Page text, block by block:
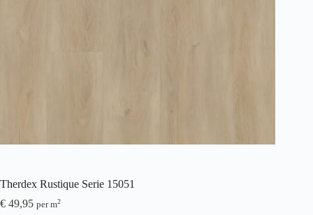
Therdex Rustique Serie 15051
€ 49,95 per m2